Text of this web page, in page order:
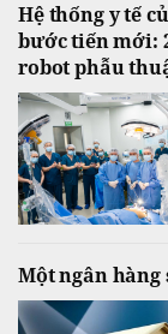
Hệ thống y tế
bước tiến mới:
robot phẫu
Một ngân hàng